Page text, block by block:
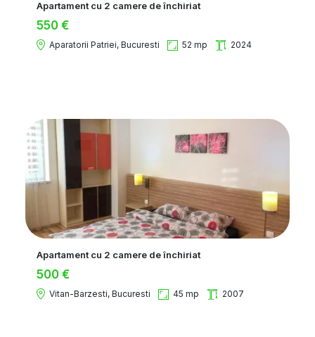
Apartament cu 2 camere de închiriat
550 €
Aparatorii Patriei, Bucuresti 52 mp 2024
Apartament cu 2 camere de închiriat
500 €
Vitan-Barzesti, Bucuresti 45 mp 2007